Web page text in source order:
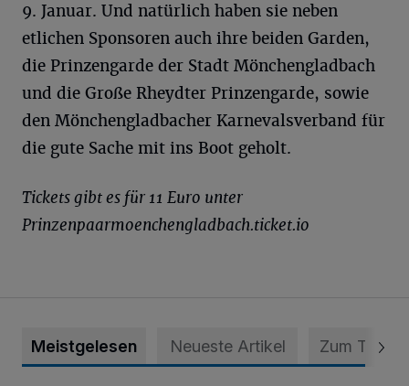
9. Januar. Und natürlich haben sie neben
etlichen Sponsoren auch ihre beiden Garden,
die Prinzengarde der Stadt Mönchengladbach
und die Große Rheydter Prinzengarde, sowie
den Mönchengladbacher Karnevalsverband für
die gute Sache mit ins Boot geholt.
Tickets gibt es für 11 Euro unter
Prinzenpaarmoenchengladbach.ticket.io
Meistgelesen Neueste Artikel Zum Thema